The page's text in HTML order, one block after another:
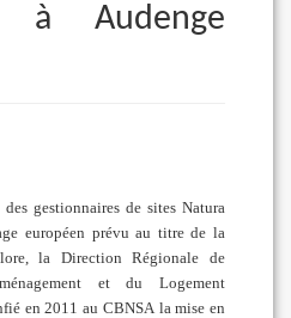
à Audenge
gestionnaires de sites Natura
européen prévu au titre de la
la Direction Régionale de
et du Logement
en 2011 au CBNSA la mise en